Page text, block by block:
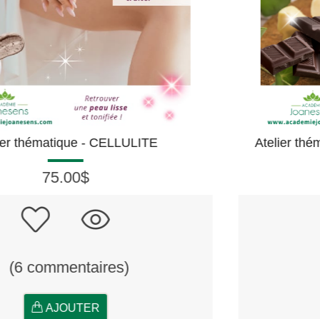
Atelier thématique - ÉLIXIRS et CHOCOLATS
(9 commentaires)